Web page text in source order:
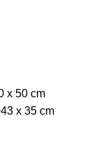
x 50 cm
x 35 cm